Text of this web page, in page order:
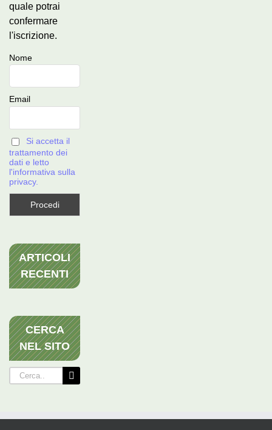
quale potrai
confermare
l'iscrizione.
Nome
Email
Si accetta il
trattamento dei
dati e letto
l'informativa sulla
privacy.
ARTICOLI
RECENTI
CERCA
NEL SITO
Cerca
per: